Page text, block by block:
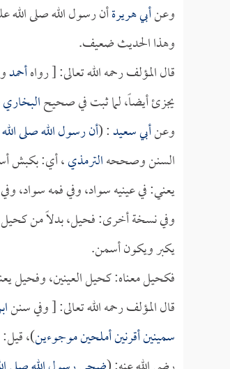
وعنأبي هريرةأن رسول الله صلى الله
وهذا الحديث ضعيف.
قال المؤلف رحمه الله تعالى: [ رواهأحمدو
يجزئ أيضاً، لما ثبت في صحيحالبخاري
وعنأبي سعيد: (أن رسول الله صلى
السنن وصححهالترمذي، أي: بكبش
يعني: في عينيه سواد، وفي فمه سواد،
وفي نسخة أخرى: فحيل، بدلاً من كحيل،
يكبر ويكون أسمن.
فكحيل معناه: كحيل العينين، وفحيل
قال المؤلف رحمه الله تعالى: [ وفي سنن
سمينين أقرنين أملحين موجوءين)،